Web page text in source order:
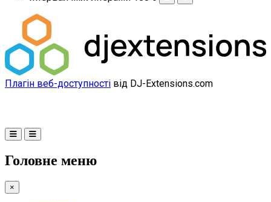
Плагін веб-доступності від DJ-Extensions.com
Головне меню
×